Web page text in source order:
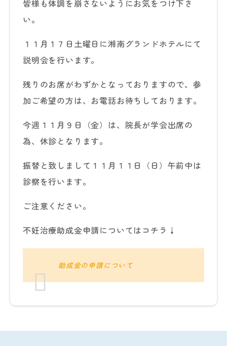
皆様も体調を崩さないようにお気をつけ下さ
い。
１１月１７日土曜日に湘南グランドホテルにて
説明会を行います。
残りのお席がわずかとなっておりますので、参
加ご希望の方は、お電話お待ちしております。
今週１１月９日（金）は、院長が学会出席の
為、休診となります。
振替と致しまして１１月１１日（日）午前中は
診察を行います。
ご注意ください。
不妊治療助成金申請についてはコチラ↓
助成金の申請について